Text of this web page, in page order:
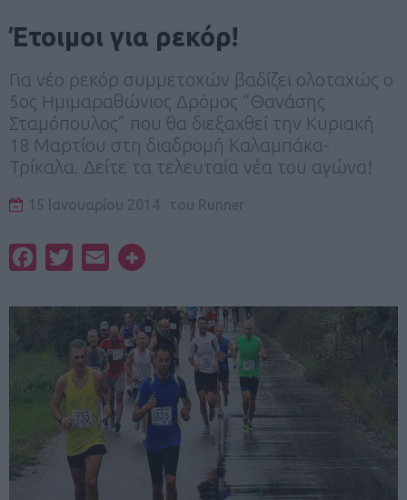
Έτοιμοι για ρεκόρ!
Για νέο ρεκόρ συμμετοχών βαδίζει ολοταχώς ο
5ος Ημιμαραθώνιος Δρόμος “Θανάσης
Σταμόπουλος” που θα διεξαχθεί την Κυριακή
18 Μαρτίου στη διαδρομή Καλαμπάκα-
Τρίκαλα. Δείτε τα τελευταία νέα του αγώνα!
15 Ιανουαρίου 2014 του Runner
FacebookTwitterEmail